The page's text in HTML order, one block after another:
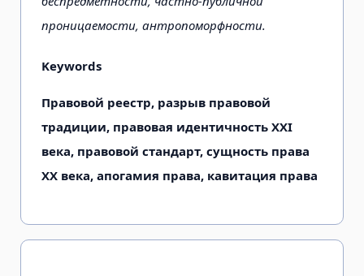
проницаемости, антропоморфности.
Keywords
Правовой реестр, разрыв правовой
традиции, правовая идентичность ХХI
века, правовой стандарт, сущность права
ХХ века, апогамия права, кавитация права